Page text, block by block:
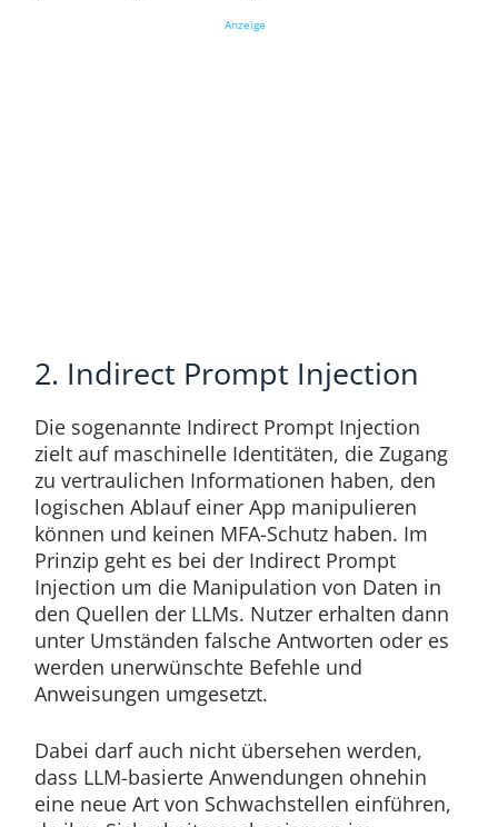
Anzeige
2. Indirect Prompt Injection
Die sogenannte Indirect Prompt Injection
zielt auf maschinelle Identitäten, die Zugang
zu vertraulichen Informationen haben, den
logischen Ablauf einer App manipulieren
können und keinen MFA-Schutz haben. Im
Prinzip geht es bei der Indirect Prompt
Injection um die Manipulation von Daten in
den Quellen der LLMs. Nutzer erhalten dann
unter Umständen falsche Antworten oder es
werden unerwünschte Befehle und
Anweisungen umgesetzt.
Dabei darf auch nicht übersehen werden,
dass LLM-basierte Anwendungen ohnehin
eine neue Art von Schwachstellen einführen,